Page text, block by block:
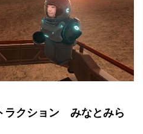
ラクション みなとみら